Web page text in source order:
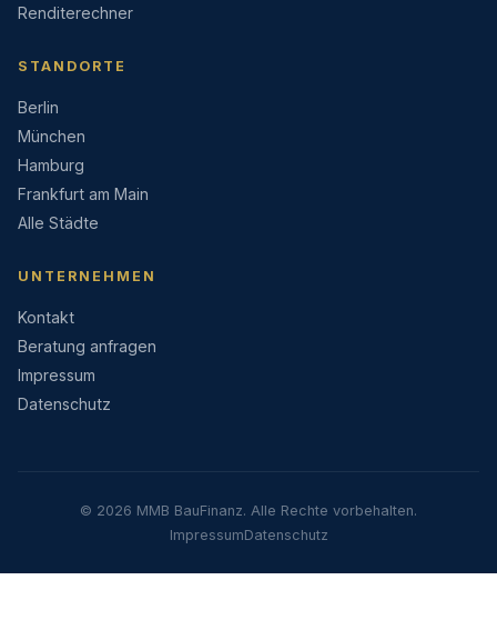
Renditerechner
STANDORTE
Berlin
München
Hamburg
Frankfurt am Main
Alle Städte
UNTERNEHMEN
Kontakt
Beratung anfragen
Impressum
Datenschutz
© 2026 MMB BauFinanz. Alle Rechte vorbehalten.
ImpressumDatenschutz